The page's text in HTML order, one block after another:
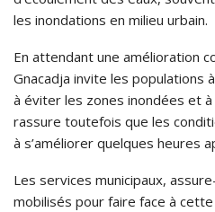
les inondations en milieu urbain.
En attendant une amélioration
Gnacadja invite les populations
à éviter les zones inondées et
rassure toutefois que les
à s’améliorer quelques heures
Les services municipaux,
mobilisés pour faire face à